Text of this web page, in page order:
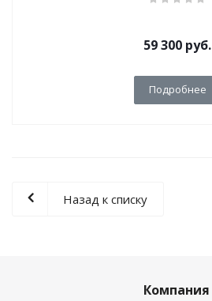
59 300 руб.
Подробнее
Назад к списку
Компания